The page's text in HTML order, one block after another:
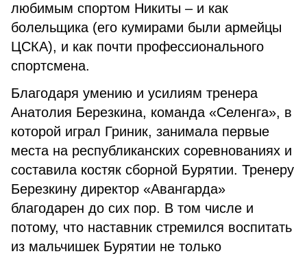
любимым спортом Никиты – и как
болельщика (его кумирами были армейцы
ЦСКА), и как почти профессионального
спортсмена.
Благодаря умению и усилиям тренера
Анатолия Березкина, команда «Селенга», в
которой играл Гриник, занимала первые
места на республиканских соревнованиях и
составила костяк сборной Бурятии. Тренеру
Березкину директор «Авангарда»
благодарен до сих пор. В том числе и
потому, что наставник стремился воспитать
из мальчишек Бурятии не только